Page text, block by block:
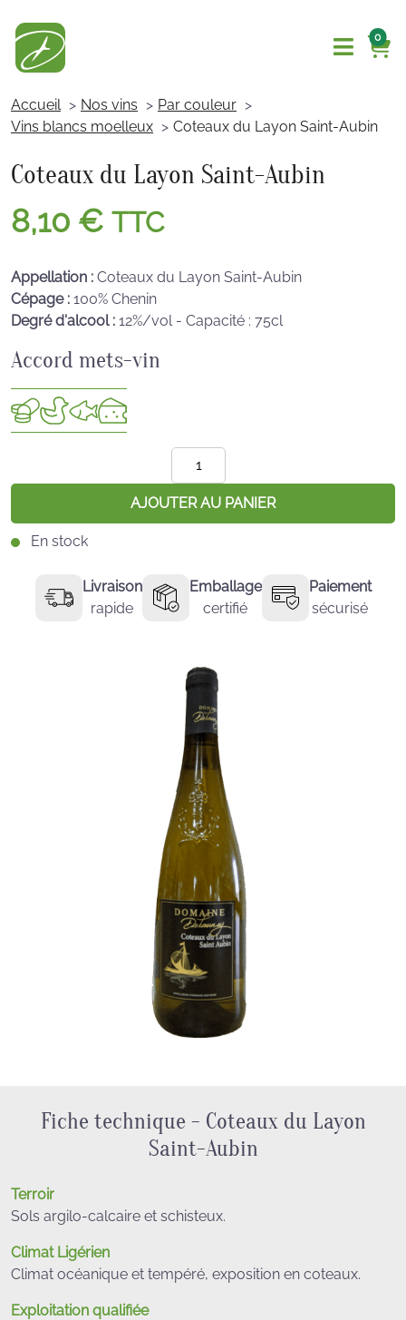
0
Accueil Nos vins
Par couleur
Vins blancs moelleux
Coteaux du Layon Saint-Aubin
Coteaux du Layon Saint-Aubin
8,10 € TTC
Appellation : Coteaux du Layon Saint-Aubin
Cépage : 100% Chenin
Degré d'alcool : 12%/vol - Capacité : 75cl
Accord mets-vin
de
Coteaux
du
Aubin
AJOUTER AU PANIER
En stock
Livraison
rapide
Emballage
certifié
Paiement
sécurisé
Fiche technique - Coteaux du Layon
Saint-Aubin
Terroir
Sols argilo-calcaire et schisteux.
Climat Ligérien
Climat océanique et tempéré, exposition en coteaux.
Exploitation qualifiée